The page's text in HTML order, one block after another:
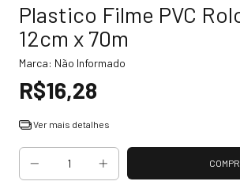
Plastico Filme PVC
12cm x 70m
Marca: Não Informado
R$16,28
Ver mais detalhes